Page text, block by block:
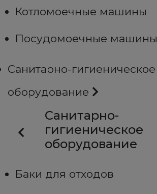
Котломоечные машины
Посудомоечные машины
Санитарно-гигиеническое
оборудование
Санитарно-
гигиеническое
оборудование
Баки для отходов